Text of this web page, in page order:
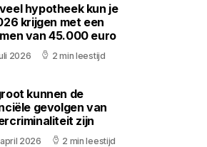
hypotheek kun je
krijgen met een
van 45.000 euro
2026 2 min leestijd
kunnen de
gevolgen van
zijn
april 2026 2 min leestijd